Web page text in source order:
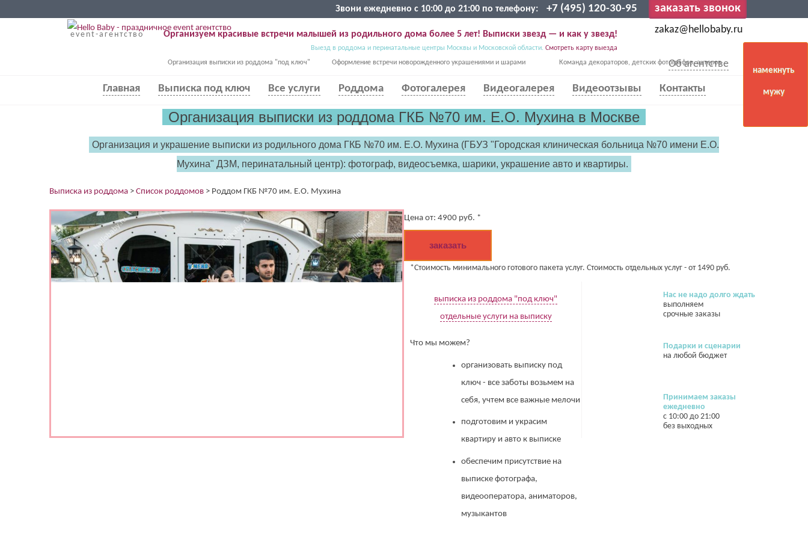
Звони ежедневно с 10:00 до 21:00 по телефону: +7 (495) 120-30-95 заказать звонок
Организуем красивые встречи малышей из родильного дома более 5 лет! Выписки звезд — и как у звезд!
Выезд в роддома и перинатальные центры Москвы и Московской области. Смотреть карту выезда
Организация выписки из роддома "под ключ"
Оформление встречи новорожденного украшениями и шарами Команда декораторов, детских фотографов, актеров
event-агентство zakaz@hellobaby.ru
Об агентстве
Главная Выписка под ключ Все услуги Роддома Фотогалерея Видеогалерея Видеоотзывы Контакты
намекнуть
мужу
Организация выписки из роддома ГКБ №70 им. Е.О. Мухина в Москве
Организация и украшение выписки из родильного дома ГКБ №70 им. Е.О. Мухина (ГБУЗ "Городская клиническая больница №70 имени Е.О.
Мухина" ДЗМ, перинатальный центр): фотограф, видеосъемка, шарики, украшение авто и квартиры.
Выписка из роддома > Список роддомов > Роддом ГКБ №70 им. Е.О. Мухина
Цена от: 4900 руб. *
заказать
*Стоимость минимального готового пакета услуг. Стоимость отдельных услуг - от 1490 руб.
Нас не надо долго ждать
выполняем
срочные заказы
Подарки и сценарии
на любой бюджет
Принимаем заказы
ежедневно
с 10:00 до 21:00
без выходных
выписка из роддома "под ключ"
отдельные услуги на выписку
Что мы можем?
организовать выписку под
ключ - все заботы возьмем на
себя, учтем все важные мелочи
подготовим и украсим
квартиру и авто к выписке
обеспечим присутствие на
выписке фотографа,
видеооператора, аниматоров,
музыкантов